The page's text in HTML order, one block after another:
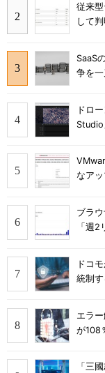
従来
して
SaaS
争を
ドロ
なア
ブラ
「週
ドコ
統制
エラ
が108
「三